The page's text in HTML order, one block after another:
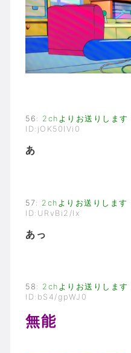
56 : 2chよりお送りします
ID:jOK50IVi0
あ
57: 2chよりお送りします
ID:URvBi2/Ix
あっ
58 : 2chよりお送りします
ID:bS4/gpWJ0
無能